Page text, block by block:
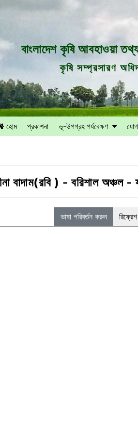
বাংলাদেশ কৃষি আবহাওয়া
কৃষি সম্প্রসারণ
হোম প্রকাশনা ভূ-উপগ্রহ পর্যবেক্ষণ
বাদাম(রবি ) - বরিশাল অঞ্চল-
ভাষা পরিবর্তন করুন রিফ্রেশ